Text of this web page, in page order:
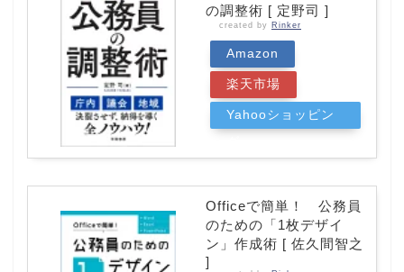
の調整術 [ 定野司 ]
created by Rinker
Amazon
楽天市場
Yahooショッピン
Officeで簡単！ 公務員
のための「1枚デザイ
ン」作成術 [ 佐久間智之
]